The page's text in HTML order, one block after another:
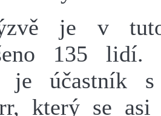
je v
135 lidí.
účastník s
který se asi